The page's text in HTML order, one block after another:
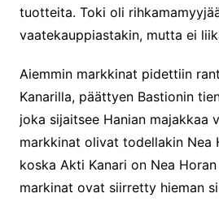
tuotteita. Toki oli
vaatekauppiastakin, mutta ei
Aiemmin markkinat pidettiin
Kanarilla, päättyen Bastionin
joka sijaitsee Hanian majakkaa
markkinat olivat todellakin Nea
koska Akti Kanari on Nea
markinat ovat siirretty hieman